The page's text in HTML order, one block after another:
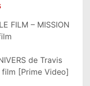
FILM – MISSION
de Travis
[Prime Video]